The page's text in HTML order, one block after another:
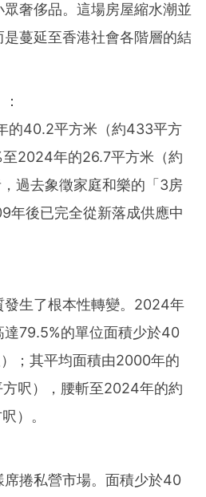
奢侈品。這場房屋縮水潮並
蔓延至香港社會各階層的結
的40.2平方米（約433平方
2024年的26.7平方米（約
過去象徵家庭和樂的「3房
年後已完全從新落成供應中
發生了根本性轉變。2024年
達79.5%的單位面積少於40
；其平均面積由2000年的
呎），腰斬至2024年的約
）。
席捲私營市場。面積少於40